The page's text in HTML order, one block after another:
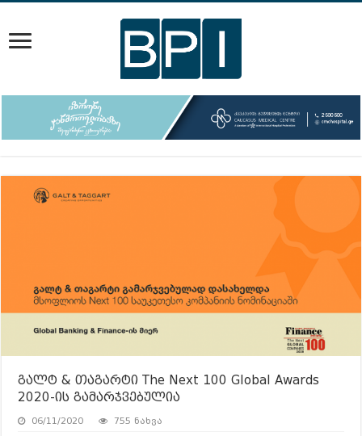
გალტ & თაგარტი The Next 100 Global Awards
2020-ის გამარჯვებულია
06/11/2020 755 ნახვა